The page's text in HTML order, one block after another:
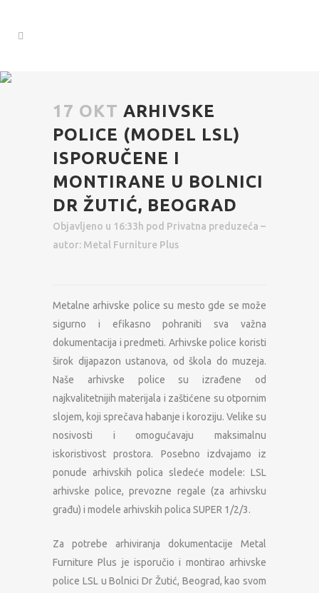
17 OKT ARHIVSKE
POLICE (MODEL LSL)
ISPORUČENE I
MONTIRANE U BOLNICI
DR ŽUTIĆ, BEOGRAD
Objavljeno u 16:33h pod Privatna preduzeća –
autor: Metal Furniture Plus
Metalne arhivske police su mesto gde se može
sigurno i efikasno pohraniti sva važna
dokumentacija i predmeti. Arhivske police koristi
širok dijapazon ustanova, od škola do muzeja.
Naše arhivske police su izrađene od
najkvalitetnijih materijala i zaštićene su otpornim
slojem, koji sprečava habanje i koroziju. Velike su
nosivosti i omogućavaju maksimalnu
iskoristivost prostora. Posebno izdvajamo iz
ponude arhivskih polica sledeće modele: LSL
arhivske police, prevozne regale (za arhivsku
građu) i modele arhivskih polica SUPER 1/2/3.
Za potrebe arhiviranja dokumentacije Metal
Furniture Plus je isporučio i montirao arhivske
police LSL u Bolnici Dr Žutić, Beograd, kao svom